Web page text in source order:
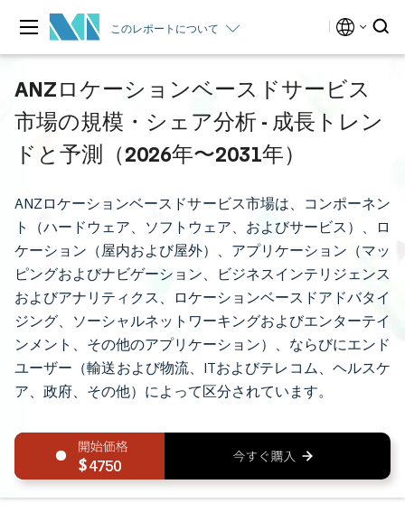
このレポートについて
ANZロケーションベースドサービス
市場の規模・シェア分析 - 成長トレン
ドと予測（2026年〜2031年）
ANZロケーションベースドサービス市場は、コンポーネン
ト（ハードウェア、ソフトウェア、およびサービス）、ロ
ケーション（屋内および屋外）、アプリケーション（マッ
ピングおよびナビゲーション、ビジネスインテリジェンス
およびアナリティクス、ロケーションベースドアドバタイ
ジング、ソーシャルネットワーキングおよびエンターテイ
ンメント、その他のアプリケーション）、ならびにエンド
ユーザー（輸送および物流、ITおよびテレコム、ヘルスケ
ア、政府、その他）によって区分されています。
4750